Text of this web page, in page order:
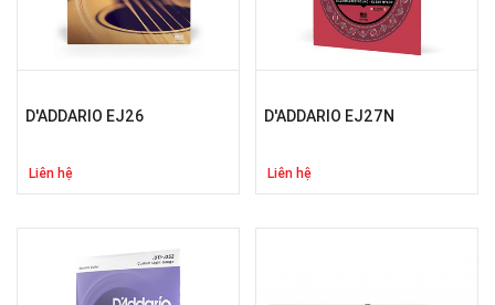
D'ADDARIO EJ26
Liên hệ
D'ADDARIO EJ27N
Liên hệ